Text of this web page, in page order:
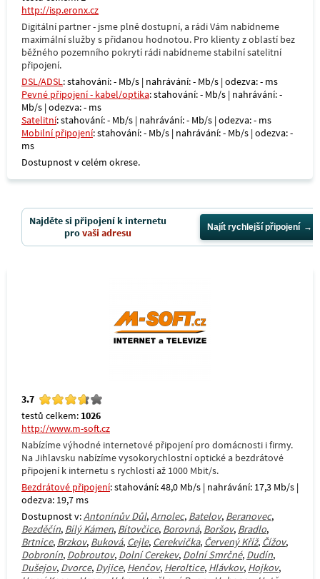
http://isp.eronx.cz
Digitální partner - jsme plně dostupní, a rádi Vám nabídneme
maximální služby s přidanou hodnotou. Pro klienty z oblastí bez
běžného pozemního pokrytí rádi nabídneme stabilní satelitní
připojení.
DSL/ADSL: stahování: - Mb/s | nahrávání: - Mb/s | odezva: - ms
Pevné připojení - kabel/optika: stahování: - Mb/s | nahrávání: -
Mb/s | odezva: - ms
Satelitní: stahování: - Mb/s | nahrávání: - Mb/s | odezva: - ms
Mobilní připojení: stahování: - Mb/s | nahrávání: - Mb/s | odezva: -
ms
Dostupnost v celém okrese.
Najděte si připojení k internetu
provaši adresu Najít rychlejší připojení
3.7
testů celkem: 1026
http://www.m-soft.cz
Nabízíme výhodné internetové připojení pro domácnosti i firmy.
Na Jihlavsku nabízíme vysokorychlostní optické a bezdrátové
připojení k internetu s rychlostí až 1000 Mbit/s.
Bezdrátové připojení: stahování: 48,0 Mb/s | nahrávání: 17,3 Mb/s |
odezva: 19,7 ms
Dostupnost v:Antonínův Důl,Arnolec, Batelov, Beranovec,
Bezděčín, Bílý Kámen, Bítovčice, Borovná, Boršov, Bradlo,
Brtnice, Brzkov, Buková, Cejle, Cerekvička, Červený Kříž, Čížov,
Dobronín, Dobroutov, Dolní Cerekev, Dolní Smrčné, Dudín,
Dušejov, Dvorce, Dyjice, Henčov, Heroltice, Hlávkov, Hojkov,